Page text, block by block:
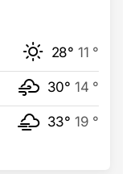
28° 11 °
30° 14 °
33° 19 °